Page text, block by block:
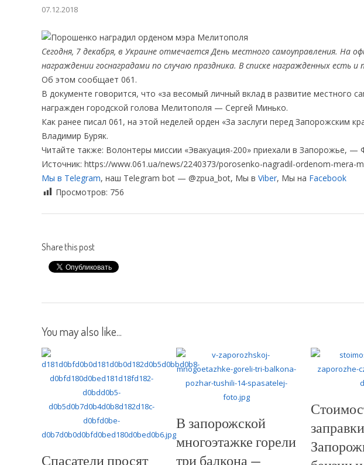
07.12.2018
Сегодня, 7 декабря, в Украине отмечается День местного самоуправления. На
награждении госнаградами по случаю праздника. В списке награжденных есть
Об этом сообщает 061.
В документе говорится, что «за весомый личный вклад в развитие местного
награжден городской голова Мелитополя — Сергей Минько.
Как ранее писал 061, на этой неделей орден «За заслуги перед Запорожским
Владимир Буряк.
Читайте также: Волонтеры миссии «Эвакуация-200» приехали в Запорожье,
Источник: https://www.061.ua/news/2240373/porosenko-nagradil-ordenom-mera-
Мы в Telegram, наш Telegram bot — @zpua_bot, Мы в Viber, Мы на Facebook
Просмотров: 756
Share this post
You may also like...
Спасатели просят
В запорожской
многоэтажке горели
три балкона —